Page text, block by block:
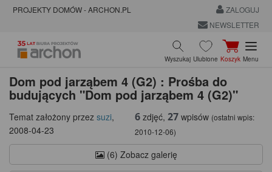
PROJEKTY DOMÓW - ARCHON.PL
ZALOGUJ
NEWSLETTER
Wyszukaj Ulubione Koszyk Menu
Dom pod jarząbem 4 (G2) : Prośba do
budujących "Dom pod jarząbem 4 (G2)"
Temat założony przez suzi,
2008-04-23
6 zdjęć,27 wpisów (ostatni wpis:
2010-12-06)
(6) Zobacz galerię